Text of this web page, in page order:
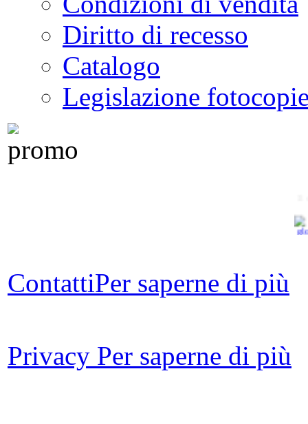
Diritto di recesso
Catalogo
Legislazione
ContattiPer saperne di più
Privacy Per saperne di più